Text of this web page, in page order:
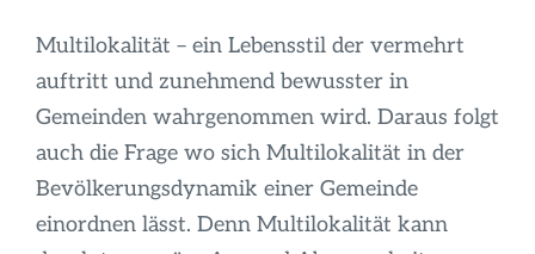
Infos
Multilokalität – ein Lebensstil der vermehrt
auftritt und zunehmend bewusster in
Gemeinden wahrgenommen wird. Daraus folgt
auch die Frage wo sich Multilokalität in der
Bevölkerungsdynamik einer Gemeinde
einordnen lässt. Denn Multilokalität kann